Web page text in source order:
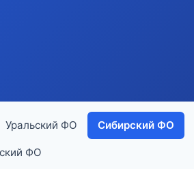
Уральский ФО Сибирский ФО
ФО